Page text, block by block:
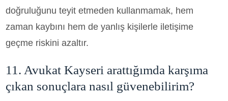
doğruluğunu teyit etmeden kullanmamak, hem
zaman kaybını hem de yanlış kişilerle iletişime
geçme riskini azaltır.
11. Avukat Kayseri arattığımda karşıma
çıkan sonuçlara nasıl güvenebilirim?